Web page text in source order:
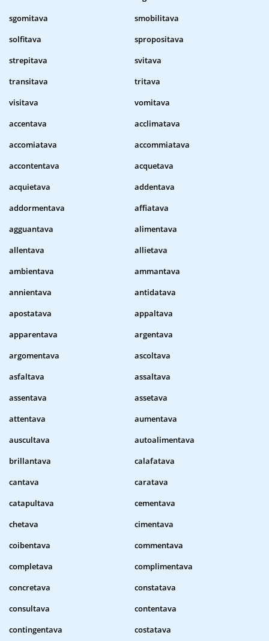
sgomitava
smobilitava
solfitava
spropositava
strepitava
svitava
transitava
tritava
visitava
vomitava
accentava
acclimatava
accomiatava
accommiatava
accontentava
acquetava
acquietava
addentava
addormentava
affiatava
agguantava
alimentava
allentava
allietava
ambientava
ammantava
annientava
antidatava
apostatava
appaltava
apparentava
argentava
argomentava
ascoltava
asfaltava
assaltava
assentava
assetava
attentava
aumentava
auscultava
autoalimentava
brillantava
calafatava
cantava
caratava
catapultava
cementava
chetava
cimentava
coibentava
commentava
completava
complimentava
concretava
constatava
consultava
contentava
contingentava
costatava